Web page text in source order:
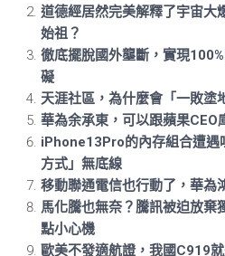
道德經居然完美解釋了宇宙大
始祖？
徹底擺脫國外壟斷，實現
礙
天涯社區，為什麼會「一敗塗
華為余承東，可以跟蘋果CEO
iPhone13Pro的內存組合遭遇
方式」無底線
移動聯通電信也行動了，華為
馬化騰也無奈？騰訊被迫放棄
點小心機
歐美不發適航證，我國C919